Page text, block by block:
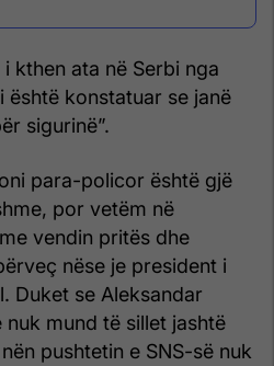
kthen ata në Serbi nga
konstatuar se janë
sigurinë”.
para-policor është gjë
por vetëm në
vendin pritës dhe
nëse je president i
Duket se Aleksandar
mund të sillet jashtë
pushtetin e SNS-së nuk